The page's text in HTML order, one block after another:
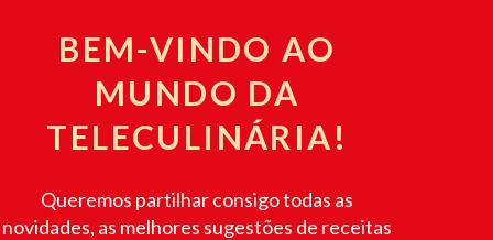
BEM-VINDO AO
MUNDO DA
TELECULINÁRIA!
Queremos partilhar consigo todas as
novidades, as melhores sugestões de receitas